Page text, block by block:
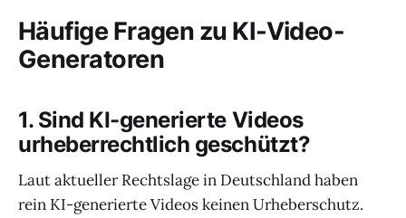
Häufige Fragen zu KI-Video-
Generatoren
1. Sind KI-generierte Videos
urheberrechtlich geschützt?
Laut aktueller Rechtslage in Deutschland haben
rein KI-generierte Videos keinen Urheberschutz.